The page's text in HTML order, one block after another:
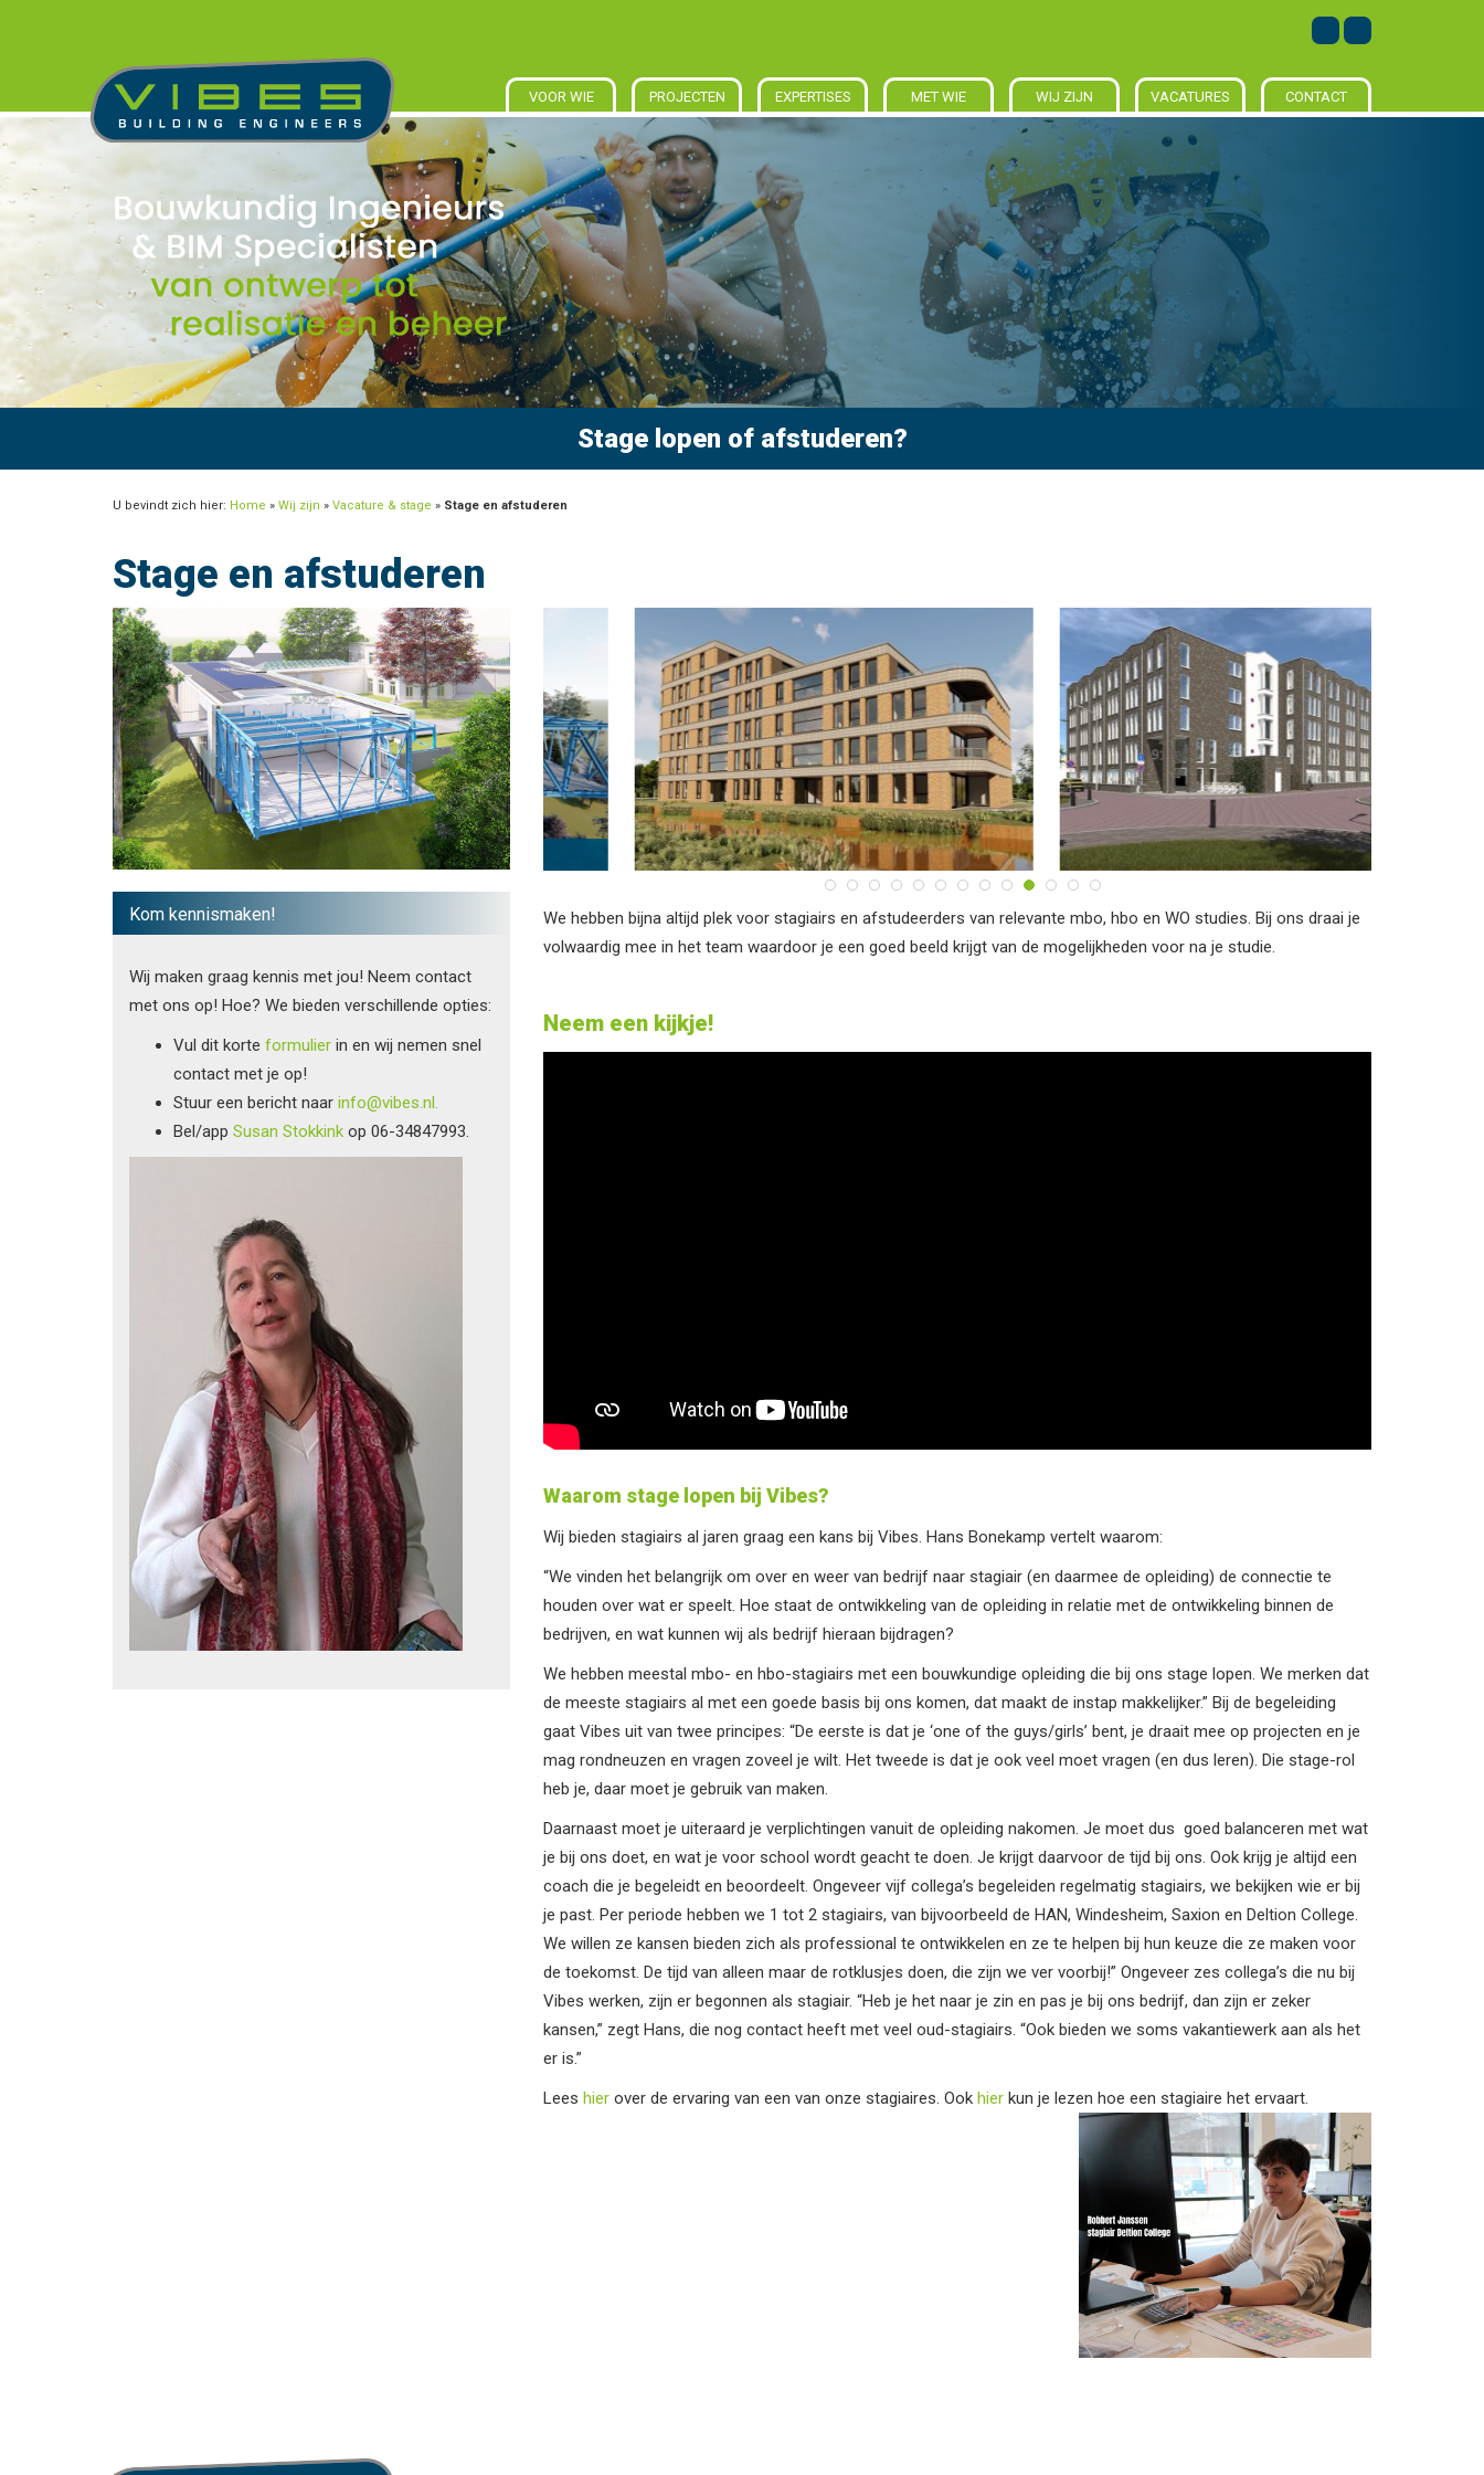
VOOR WIE PROJECTEN EXPERTISES MET WIE WIJ ZIJN VACATURES CONTACT
Stage lopen of afstuderen?
U bevindt zich hier: Home » Wij zijn » Vacature & stage » Stage en afstuderen
Stage en afstuderen
Kom kennismaken!
Wij maken graag kennis met jou! Neem contact
met ons op! Hoe? We bieden verschillende opties:
Vul dit korte formulier in en wij nemen snel
contact met je op!
Stuur een bericht naar info@vibes.nl.
Bel/app Susan Stokkink op 06-34847993.
We hebben bijna altijd plek voor stagiairs en afstudeerders van relevante mbo, hbo en WO studies. Bij ons draai je
volwaardig mee in het team waardoor je een goed beeld krijgt van de mogelijkheden voor na je studie.
Neem een kijkje!
Waarom stage lopen bij Vibes?
Wij bieden stagiairs al jaren graag een kans bij Vibes. Hans Bonekamp vertelt waarom:
“We vinden het belangrijk om over en weer van bedrijf naar stagiair (en daarmee de opleiding) de connectie te
houden over wat er speelt. Hoe staat de ontwikkeling van de opleiding in relatie met de ontwikkeling binnen de
bedrijven, en wat kunnen wij als bedrijf hieraan bijdragen?
We hebben meestal mbo- en hbo-stagiairs met een bouwkundige opleiding die bij ons stage lopen. We merken dat
de meeste stagiairs al met een goede basis bij ons komen, dat maakt de instap makkelijker.” Bij de begeleiding
gaat Vibes uit van twee principes: “De eerste is dat je ‘one of the guys/girls’ bent, je draait mee op projecten en je
mag rondneuzen en vragen zoveel je wilt. Het tweede is dat je ook veel moet vragen (en dus leren). Die stage-rol
heb je, daar moet je gebruik van maken.
Daarnaast moet je uiteraard je verplichtingen vanuit de opleiding nakomen. Je moet dus goed balanceren met wat
je bij ons doet, en wat je voor school wordt geacht te doen. Je krijgt daarvoor de tijd bij ons. Ook krijg je altijd een
coach die je begeleidt en beoordeelt. Ongeveer vijf collega’s begeleiden regelmatig stagiairs, we bekijken wie er bij
je past. Per periode hebben we 1 tot 2 stagiairs, van bijvoorbeeld de HAN, Windesheim, Saxion en Deltion College.
We willen ze kansen bieden zich als professional te ontwikkelen en ze te helpen bij hun keuze die ze maken voor
de toekomst. De tijd van alleen maar de rotklusjes doen, die zijn we ver voorbij!” Ongeveer zes collega’s die nu bij
Vibes werken, zijn er begonnen als stagiair. “Heb je het naar je zin en pas je bij ons bedrijf, dan zijn er zeker
kansen,” zegt Hans, die nog contact heeft met veel oud-stagiairs. “Ook bieden we soms vakantiewerk aan als het
er is.”
Lees hier over de ervaring van een van onze stagiaires. Ook hier kun je lezen hoe een stagiaire het ervaart.